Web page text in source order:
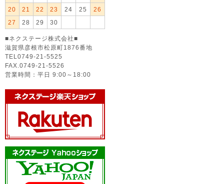
20
21 22 23 24 25
26
27
28 29 30
■ネクステージ株式会社■
滋賀県彦根市松原町1876番地
TEL0749-21-5525
FAX.0749-21-5526
営業時間：平日 9:00～18:00